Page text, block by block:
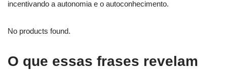
incentivando a autonomia e o autoconhecimento.
No products found.
O que essas frases revelam